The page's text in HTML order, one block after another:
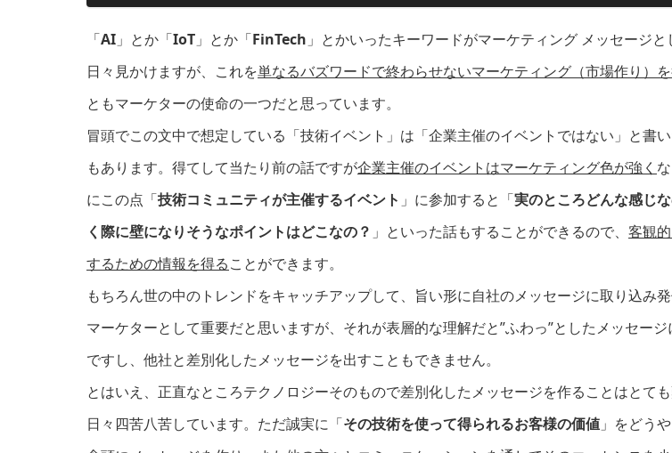
「AI 」とか「IoT 」とか「FinTech 」とかいったキーワードがマーケティング メッセージ
日々見かけますが、これを単なるバズワードで終わらせないマーケティング（市場作り）
ともマーケターの使命の一つだと思っています。
冒頭でこの文中で想定している「技術イベント」は「企業主催のイベントではない」と書
もあります。得てして当たり前の話ですが企業主催のイベントはマーケティング色が強く
にこの点「技術コミュニティが主催するイベント 」に参加すると「実のところどんな感じ
く際に壁になりそうなポイントはどこなの？ 」といった話もすることができるので、 客観
するための情報を得ることができます。
もちろん世の中のトレンドをキャッチアップして、旨い形に自社のメッセージに取り込み
マーケターとして重要だと思いますが、それが表層的な理解だと”ふわっ”としたメッセー
ですし、他社と差別化したメッセージを出すこともできません。
とはいえ、正直なところテクノロジーそのもので差別化したメッセージを作ることはとて
日々四苦八苦しています。ただ誠実に「その技術を使って得られるお客様の価値 」をどう